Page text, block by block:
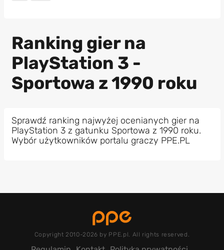
Ranking gier na
PlayStation 3 -
Sportowa z 1990 roku
Sprawdź ranking najwyżej ocenianych gier na
PlayStation 3 z gatunku Sportowa z 1990 roku.
Wybór użytkowników portalu graczy PPE.PL
Copyright 2010-2026 by PPE.pl. All rights reserved.